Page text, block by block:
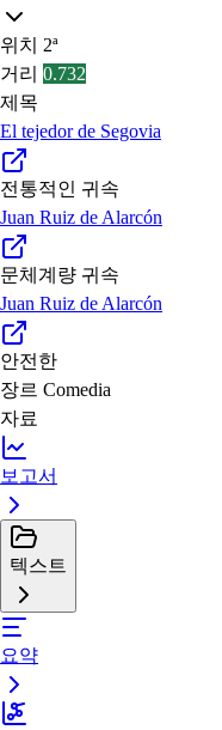
위치
2ª
거리 0.732
제목
El tejedor de Segovia
전통적인 귀속
Juan Ruiz de Alarcón
문체계량 귀속
Juan Ruiz de Alarcón
안전한
장르 Comedia
자료
보고서
텍스트
요약